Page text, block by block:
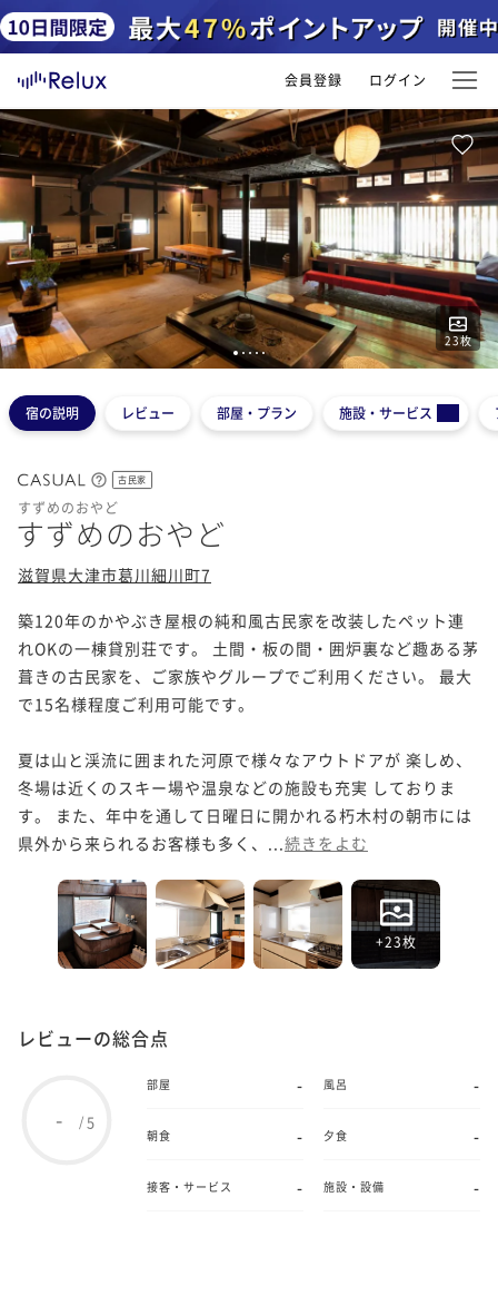
会員登録 ログイン
23枚
12 345
宿の説明 レビュー 部屋・プラン 施設・サービス
古民家
すずめのおやど
すずめのおやど
滋賀県大津市葛川細川町7
築120年のかやぶき屋根の純和風古民家を改装したペット連
れOKの一棟貸別荘です。 土間・板の間・囲炉裏など趣ある茅
葺きの古民家を、ご家族やグループでご利用ください。 最大
で15名様程度ご利用可能です。
夏は山と渓流に囲まれた河原で様々なアウトドアが 楽しめ、
冬場は近くのスキー場や温泉などの施設も充実 しておりま
す。 また、年中を通して日曜日に開かれる朽木村の朝市には
県外から来られるお客様も多く、... 続きをよむ
+23枚
レビューの総合点
- /5
部屋 - 風呂 -
朝食 - 夕食 -
接客・サービス - 施設・設備 -